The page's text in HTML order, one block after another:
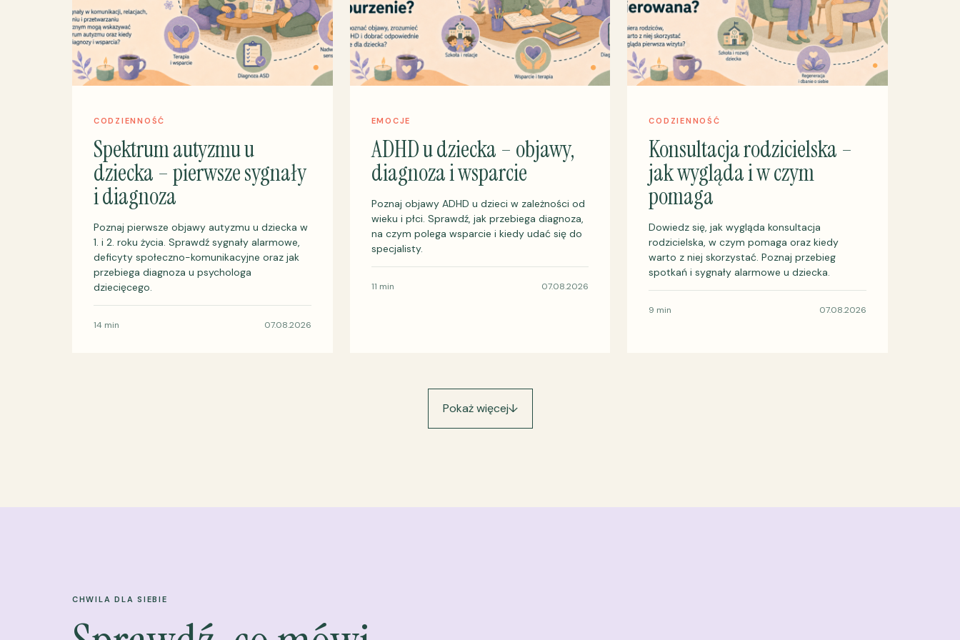
CODZIENNOŚĆ
Spektrum autyzmu u
dziecka – pierwsze sygnały
i diagnoza
Poznaj pierwsze objawy autyzmu u dziecka w
1. i 2. roku życia. Sprawdź sygnały alarmowe,
deficyty społeczno-komunikacyjne oraz jak
przebiega diagnoza u psychologa
dziecięcego.
14 min 07.08.2026
EMOCJE
ADHD u dziecka – objawy,
diagnoza i wsparcie
Poznaj objawy ADHD u dzieci w zależności od
wieku i płci. Sprawdź, jak przebiega diagnoza,
na czym polega wsparcie i kiedy udać się do
specjalisty.
11 min 07.08.2026
CODZIENNOŚĆ
Konsultacja rodzicielska –
jak wygląda i w czym
pomaga
Dowiedz się, jak wygląda konsultacja
rodzicielska, w czym pomaga oraz kiedy
warto z niej skorzystać. Poznaj przebieg
spotkań i sygnały alarmowe u dziecka.
9 min 07.08.2026
Pokaż więcej↓
CHWILA DLA SIEBIE